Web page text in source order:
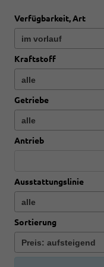
Verfügbarkeit, Art
Kraftstoff
Getriebe
Antrieb
Ausstattungslinie
Sortierung